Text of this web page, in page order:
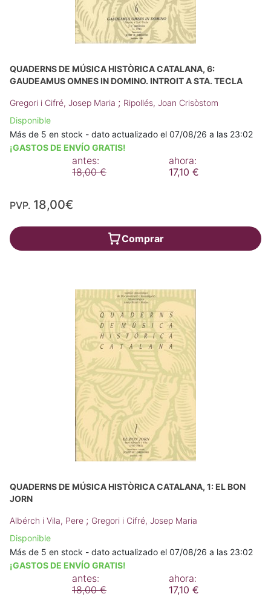
QUADERNS DE MÚSICA HISTÒRICA CATALANA, 6:
GAUDEAMUS OMNES IN DOMINO. INTROIT A STA. TECLA
Gregori i Cifré, Josep Maria ; Ripollés, Joan Crisòstom
Disponible
Más de 5 en stock - dato actualizado el 07/08/26 a las 23:02
¡GASTOS DE ENVÍO GRATIS!
antes:
18,00 €
ahora:
17,10 €
PVP. 18,00€
Comprar
QUADERNS DE MÚSICA HISTÒRICA CATALANA, 1: EL BON
JORN
Albérch i Vila, Pere ; Gregori i Cifré, Josep Maria
Disponible
Más de 5 en stock - dato actualizado el 07/08/26 a las 23:02
¡GASTOS DE ENVÍO GRATIS!
antes:
18,00 €
ahora:
17,10 €